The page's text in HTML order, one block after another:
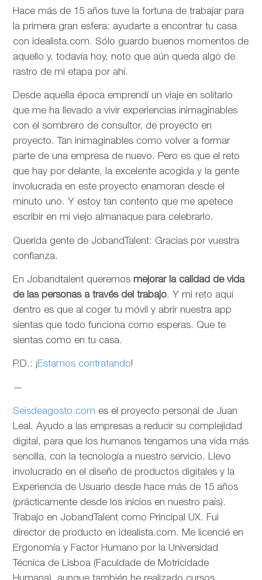
Hace más de 15 años tuve la fortuna de trabajar para
la primera gran esfera: ayudarte a encontrar tu casa
con idealista.com. Sólo guardo buenos momentos de
aquello y, todavía hoy, noto que aún queda algo de
rastro de mi etapa por ahí.
Desde aquella época emprendí un viaje en solitario
que me ha llevado a vivir experiencias inimaginables
con el sombrero de consultor, de proyecto en
proyecto. Tan inimaginables como volver a formar
parte de una empresa de nuevo. Pero es que el reto
que hay por delante, la excelente acogida y la gente
involucrada en este proyecto enamoran desde el
minuto uno. Y estoy tan contento que me apetece
escribir en mi viejo almanaque para celebrarlo.
Querida gente de JobandTalent: Gracias por vuestra
confianza.
En Jobandtalent queremos mejorar la calidad de vida
de las personas a través del trabajo. Y mi reto aquí
dentro es que al coger tu móvil y abrir nuestra app
sientas que todo funciona como esperas. Que te
sientas como en tu casa.
P.D.: ¡Estamos contratando!
—
Seisdeagosto.com es el proyecto personal de Juan
Leal. Ayudo a las empresas a reducir su complejidad
digital, para que los humanos tengamos una vida más
sencilla, con la tecnología a nuestro servicio. Llevo
involucrado en el diseño de productos digitales y la
Experiencia de Usuario desde hace más de 15 años
(prácticamente desde los inicios en nuestro país).
Trabajo en JobandTalent como Principal UX. Fui
director de producto en idealista.com. Me licencié en
Ergonomía y Factor Humano por la Universidad
Técnica de Lisboa (Faculdade de Motricidade